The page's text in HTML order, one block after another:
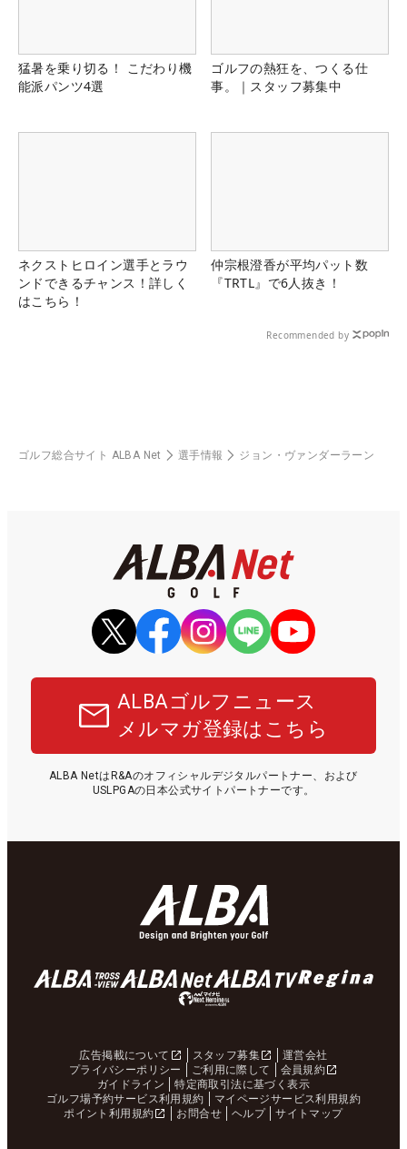
猛暑を乗り切る！ こだわり機
能派パンツ4選
ゴルフの熱狂を、つくる仕
事。｜スタッフ募集中
ネクストヒロイン選手とラウ
ンドできるチャンス！詳しく
はこちら！
仲宗根澄香が平均パット数
『TRTL』で6人抜き！
Recommended by
ゴルフ総合サイト ALBA Net 選手情報 ジョン・ヴァンダーラーン
ALBAゴルフニュース
メルマガ登録はこちら
ALBA NetはR&Aのオフィシャルデジタルパートナー、および
USLPGAの日本公式サイトパートナーです。
広告掲載について スタッフ募集
運営会社
プライバシーポリシー
ご利用に際して
会員規約
ガイドライン
特定商取引法に基づく表示
ゴルフ場予約サービス利用規約
マイページサービス利用規約
ポイント利用規約
お問合せ ヘルプ サイトマップ